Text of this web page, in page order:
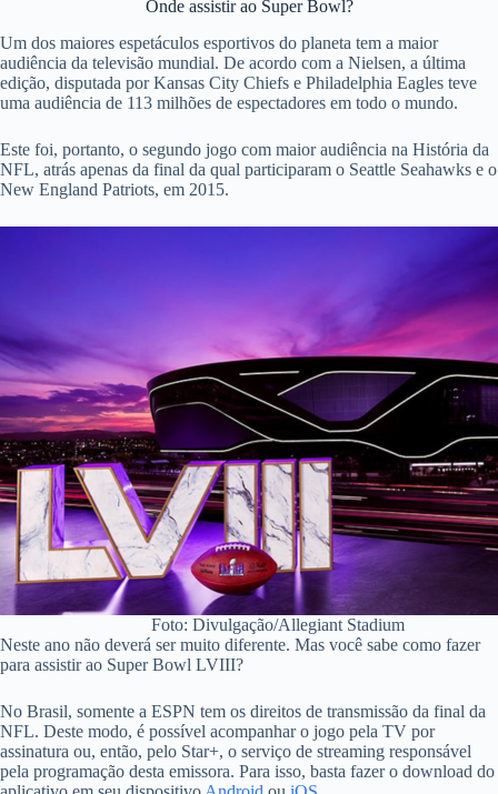
Onde assistir ao Super Bowl?
Um dos maiores espetáculos esportivos do planeta tem a maior
audiência da televisão mundial. De acordo com a Nielsen, a última
edição, disputada por Kansas City Chiefs e Philadelphia Eagles teve
uma audiência de 113 milhões de espectadores em todo o mundo.
Este foi, portanto, o segundo jogo com maior audiência na História da
NFL, atrás apenas da final da qual participaram o Seattle Seahawks e o
New England Patriots, em 2015.
Foto: Divulgação/Allegiant Stadium
Neste ano não deverá ser muito diferente. Mas você sabe como fazer
para assistir ao Super Bowl LVIII?
No Brasil, somente a ESPN tem os direitos de transmissão da final da
NFL. Deste modo, é possível acompanhar o jogo pela TV por
assinatura ou, então, pelo Star+, o serviço de streaming responsável
pela programação desta emissora. Para isso, basta fazer o download do